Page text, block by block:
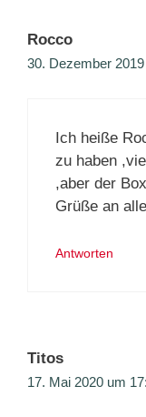
Rocco
30. Dezember
Ich heiße
zu haben
,aber der
Grüße an alle
Antworten
Titos
17. Mai 2020 um